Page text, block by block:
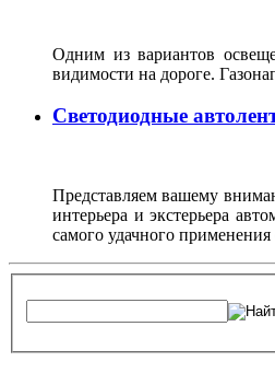
Одним из вариантов
видимости на дороге.
Светодиодные
Представляем вашему
интерьера и экстерьера
самого удачного применения